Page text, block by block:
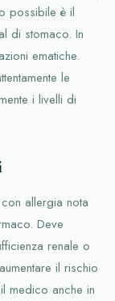
possibile è il
di stomaco. In
ematiche.
le
i livelli di
allergia nota
Deve
renale o
il rischio
medico anche in